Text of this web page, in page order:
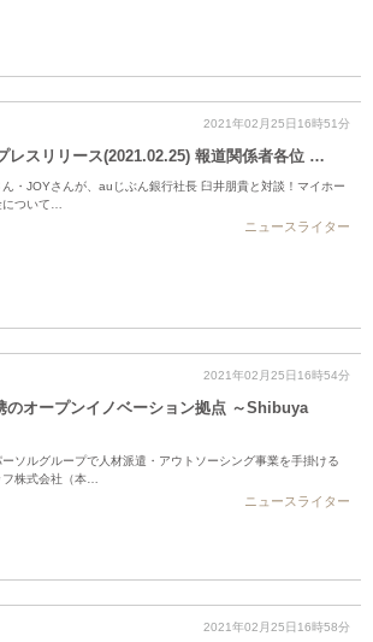
2021年02月25日16時51分
レスリリース(2021.02.25) 報道関係者各位 …
・JOYさんが、auじぶん銀行社長 臼井朋貴と対談！マイホー
ついて…
ニュースライター
2021年02月25日16時54分
のオープンイノベーション拠点 ～Shibuya
ソルグループで人材派遣・アウトソーシング事業を手掛ける
株式会社（本…
ニュースライター
2021年02月25日16時58分